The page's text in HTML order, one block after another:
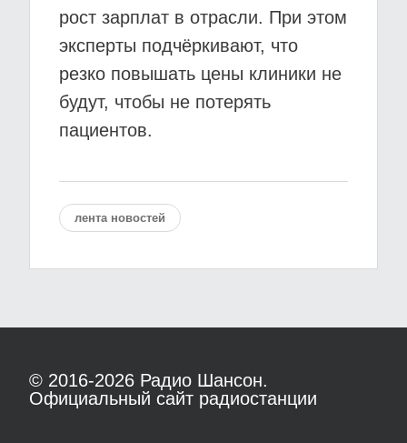
рост зарплат в отрасли. При этом
эксперты подчёркивают, что
резко повышать цены клиники не
будут, чтобы не потерять
пациентов.
лента новостей
© 2016-2026 Радио Шансон.
Официальный сайт радиостанции